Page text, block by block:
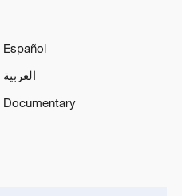
Español
العربية
Documentary